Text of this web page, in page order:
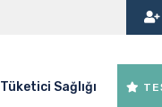
Tüketici Sağlığı